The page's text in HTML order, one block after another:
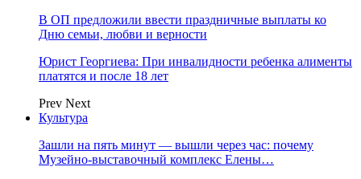
В ОП предложили ввести праздничные выплаты ко
Дню семьи, любви и верности
Юрист Георгиева: При инвалидности ребенка алименты
платятся и после 18 лет
Prev Next
Культура
Зашли на пять минут — вышли через час: почему
Музейно-выставочный комплекс Елены…